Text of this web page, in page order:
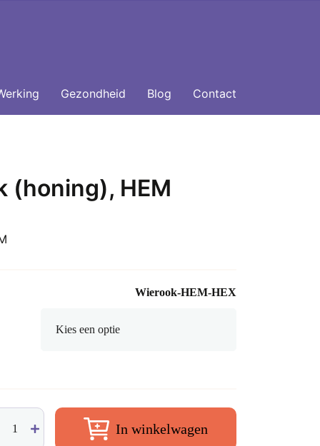
Gezondheid Blog Contact
(honing), HEM
Wierook-HEM-HEX
In winkelwagen